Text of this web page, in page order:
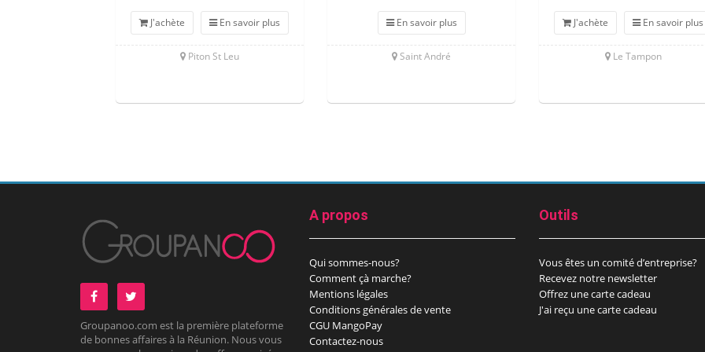
J'achète En savoir plus
Piton St Leu
En savoir plus
Saint André
J'achète En savoir plus
Le Tampon
Groupanoo.com est la première plateforme
de bonnes affaires à la Réunion. Nous vous
A propos
Qui sommes-nous?
Comment çà marche?
Mentions légales
Conditions générales de vente
CGU MangoPay
Contactez-nous
Outils
Vous êtes un comité d’entreprise?
Recevez notre newsletter
Offrez une carte cadeau
J'ai reçu une carte cadeau